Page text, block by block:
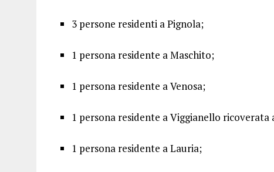
3 persone residenti a Pignola;
1 persona residente a Maschito;
1 persona residente a Venosa;
1 persona residente a Viggianello ricoverata
1 persona residente a Lauria;